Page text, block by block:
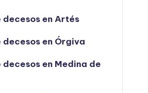
decesos en Artés
decesos en Órgiva
decesos en Medina de